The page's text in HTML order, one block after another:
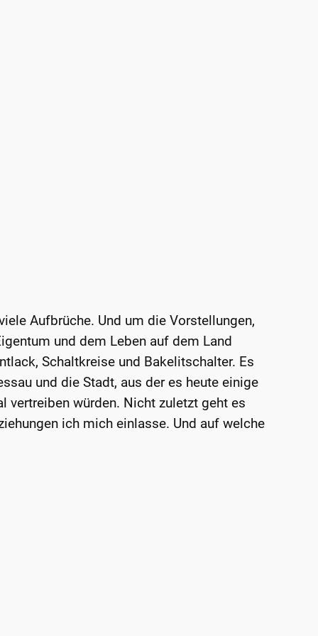
Aufbrüche. Und um die Vorstellungen,
und dem Leben auf dem Land
Schaltkreise und Bakelitschalter. Es
und die Stadt, aus der es heute einige
vertreiben würden. Nicht zuletzt geht es
ich mich einlasse. Und auf welche